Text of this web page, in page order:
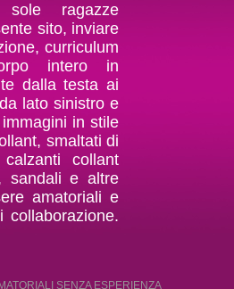
SENZA ESPERIENZA
sole ragazze
sito, inviare
curriculum
intero in
dalla testa ai
lato sinistro e
in stile
smaltati di
collant
sandali e altre
amatoriali e